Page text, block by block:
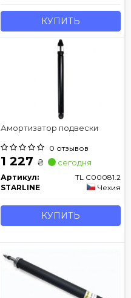
КУПИТЬ
Амортизатор подвески
0 отзывов
1 227 ₴ сегодня
Артикул:
TL C00081.2
STARLINE
Чехия
КУПИТЬ